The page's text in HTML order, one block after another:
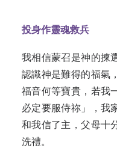
投身作靈魂救兵
我相信蒙召是神的揀
認識神是難得的福氣
福音何等寶貴，若我
必定要服侍祢」，我
和我信了主，父母十
洗禮。